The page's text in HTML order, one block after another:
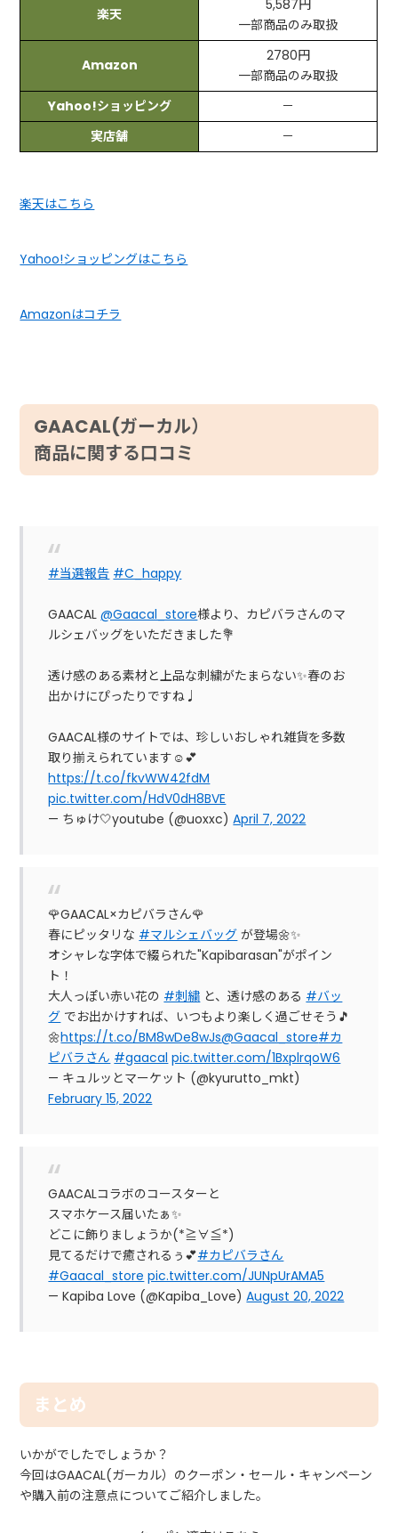
楽天
5,587円
一部商品のみ取扱
Amazon
2780円
一部商品のみ取扱
Yahoo!ショッピング
－
実店舗
－
楽天はこちら
Yahoo!ショッピングはこちら
Amazonはコチラ
GAACAL(ガーカル）
商品に関する口コミ
#当選報告 #C_happy
GAACAL@Gaacal_store様より、カピバラさんのマ
ルシェバッグをいただきました💐
透け感のある素材と上品な刺繍がたまらない✨春のお
出かけにぴったりですね♩
GAACAL様のサイトでは、珍しいおしゃれ雑貨を多数
取り揃えられています☺️💕
https://t.co/fkvWW42fdM
pic.twitter.com/HdV0dH8BVE
— ちゅけ🤍youtube (@uoxxc)April 7, 2022
🌹GAACAL×カピバラさん🌹
春にピッタリな #マルシェバッグ が登場🌼✨
オシャレな字体で綴られた"Kapibarasan"がポイン
ト！
大人っぽい赤い花の #刺繍 と、透け感のある #バッ
グ でお出かけすれば、いつもより楽しく過ごせそう🎵
🌼https://t.co/BM8wDe8wJs@Gaacal_store#カ
ピバラさん #gaacal pic.twitter.com/1BxplrqoW6
— キュルッとマーケット (@kyurutto_mkt)
February 15, 2022
GAACALコラボのコースターと
スマホケース届いたぁ✨
どこに飾りましょうか(*≧∀≦*)
見てるだけで癒されるぅ💕#カピバラさん
#Gaacal_store pic.twitter.com/JUNpUrAMA5
— Kapiba Love (@Kapiba_Love)August 20, 2022
まとめ
いかがでしたでしょうか？
今回はGAACAL(ガーカル）のクーポン・セール・キャンペーン
や購入前の注意点についてご紹介しました。